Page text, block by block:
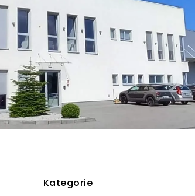
Kategorie